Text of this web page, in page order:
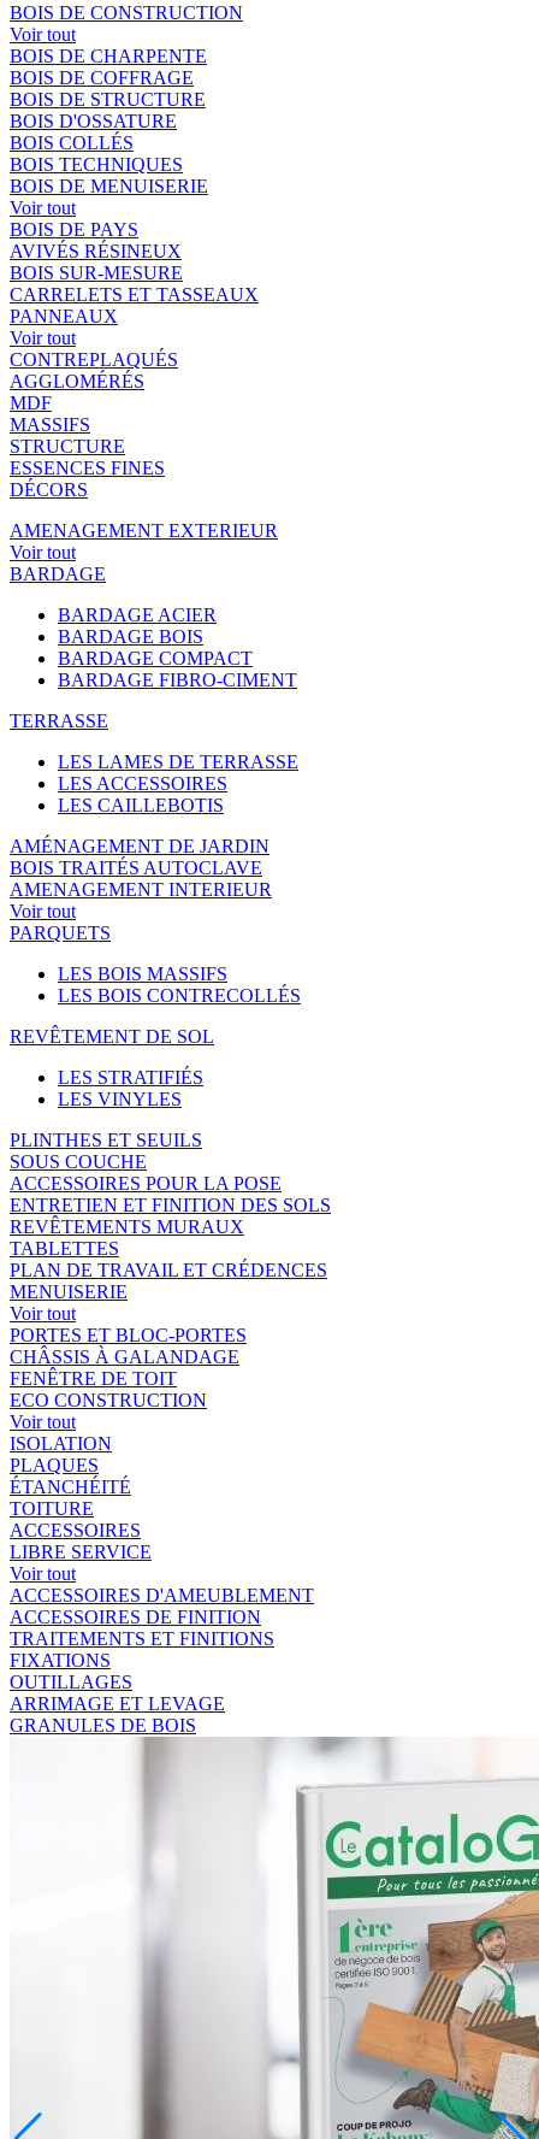
BOIS DE CONSTRUCTION
Voir tout
BOIS DE CHARPENTE
BOIS DE COFFRAGE
BOIS DE STRUCTURE
BOIS D'OSSATURE
BOIS COLLÉS
BOIS TECHNIQUES
BOIS DE MENUISERIE
Voir tout
BOIS DE PAYS
AVIVÉS RÉSINEUX
BOIS SUR-MESURE
CARRELETS ET TASSEAUX
PANNEAUX
Voir tout
CONTREPLAQUÉS
AGGLOMÉRÉS
MDF
MASSIFS
STRUCTURE
ESSENCES FINES
DÉCORS
AMENAGEMENT EXTERIEUR
Voir tout
BARDAGE
BARDAGE ACIER
BARDAGE BOIS
BARDAGE COMPACT
BARDAGE FIBRO-CIMENT
TERRASSE
LES LAMES DE TERRASSE
LES ACCESSOIRES
LES CAILLEBOTIS
AMÉNAGEMENT DE JARDIN
BOIS TRAITÉS AUTOCLAVE
AMENAGEMENT INTERIEUR
Voir tout
PARQUETS
LES BOIS MASSIFS
LES BOIS CONTRECOLLÉS
REVÊTEMENT DE SOL
LES STRATIFIÉS
LES VINYLES
PLINTHES ET SEUILS
SOUS COUCHE
ACCESSOIRES POUR LA POSE
ENTRETIEN ET FINITION DES SOLS
REVÊTEMENTS MURAUX
TABLETTES
PLAN DE TRAVAIL ET CRÉDENCES
MENUISERIE
Voir tout
PORTES ET BLOC-PORTES
CHÂSSIS À GALANDAGE
FENÊTRE DE TOIT
ECO CONSTRUCTION
Voir tout
ISOLATION
PLAQUES
ÉTANCHÉITÉ
TOITURE
ACCESSOIRES
LIBRE SERVICE
Voir tout
ACCESSOIRES D'AMEUBLEMENT
ACCESSOIRES DE FINITION
TRAITEMENTS ET FINITIONS
FIXATIONS
OUTILLAGES
ARRIMAGE ET LEVAGE
GRANULES DE BOIS